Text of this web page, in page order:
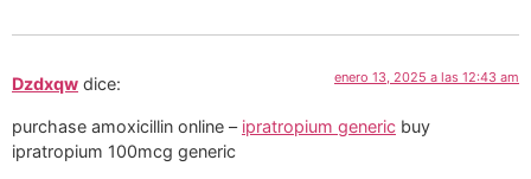
Dzdxqw dice: enero 13, 2025 a las 12:43 am
purchase amoxicillin online – ipratropium generic buy
ipratropium 100mcg generic